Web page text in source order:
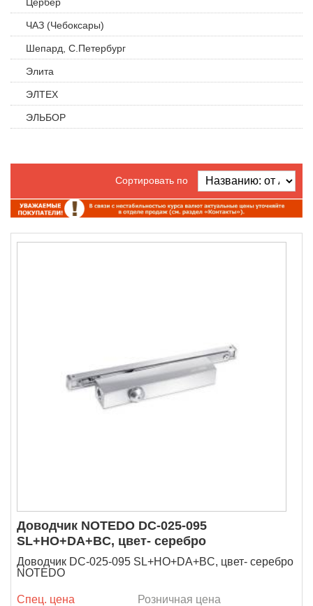
ЧАЗ (Чебоксары)
Шепард, С.Петербург
Элита
ЭЛТЕХ
ЭЛЬБОР
Сортировать по
Доводчик NOTEDO DC-025-095
SL+HO+DA+BC, цвет- серебро
Доводчик DC-025-095 SL+HO+DA+BC, цвет- серебро
NOTEDO
Спец. цена Розничная цена